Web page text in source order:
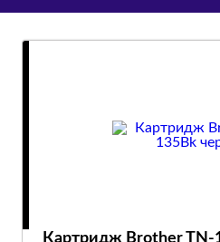
Картридж Brother TN-